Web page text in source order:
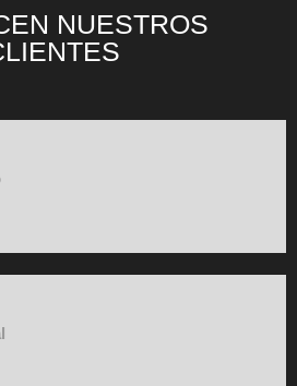
NUESTROS